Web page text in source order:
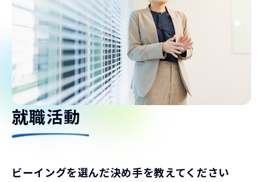
就職活動
ビーイングを選んだ決め手を教えてください